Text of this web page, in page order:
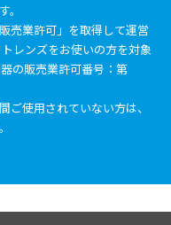
売業許可」を取得して運営
レンズをお使いの方を対象
の販売業許可番号：第
ご使用されていない方は、